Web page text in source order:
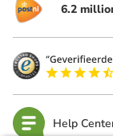
6.2
Help